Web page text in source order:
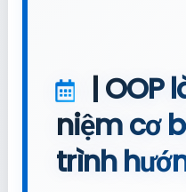
| OOP
niệm cơ
trình